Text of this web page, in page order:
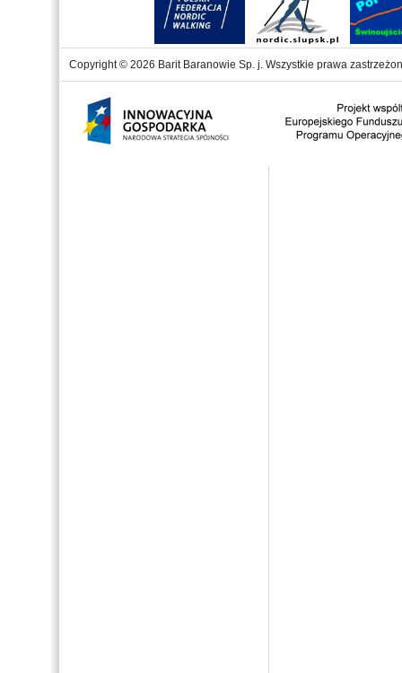
Copyright © 2026 Barit Baranowie Sp. j. Wszystkie prawa